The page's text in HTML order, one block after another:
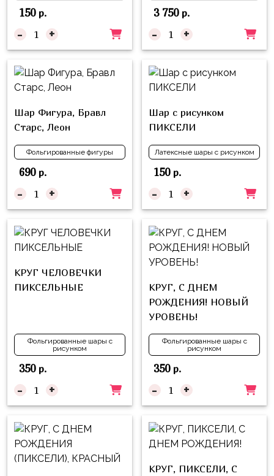
150р.
- +
3 750р.
- +
Шар Фигура, Бравл
Старс, Леон
Фольгированные фигуры
690р.
- +
Шар с рисунком
ПИКСЕЛИ
Латексные шары с рисунком
150р.
- +
КРУГ ЧЕЛОВЕЧКИ
ПИКСЕЛЬНЫЕ
Фольгированные шары с
рисунком
350р.
- +
КРУГ, С ДНЕМ
РОЖДЕНИЯ! НОВЫЙ
УРОВЕНЬ!
Фольгированные шары с
рисунком
350р.
- +
КРУГ, ПИКСЕЛИ, С
из
шаров
Цифры
Шары
с
Большие
шары
Ходячие
фигуры
Бизнес
надпись
на
Буквы
Товары
для
праздника
Сервировка
Свечи
Бумажный
декор
Пони
Губка
Боб
Буба
Лунтик
Чебурашка
ниндзя
Фиксики
Динозавры
Принцессы
Микки
и
Для
Бабушки
Дедушки
Тропики